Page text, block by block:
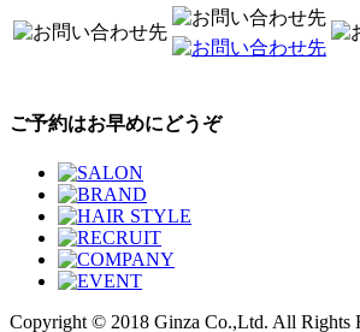
ご予約はお早めにどうぞ
Copyright © 2018 Ginza Co.,Ltd. All Rights